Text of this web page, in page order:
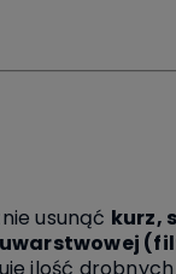
usunąć kurz,